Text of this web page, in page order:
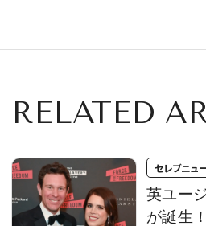
た」過去の自分を
RELATED
セレブニュ
英ユー
が誕生